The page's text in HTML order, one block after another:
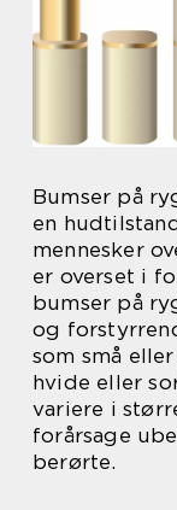
Bumser på
en
mennesker
er overset i
bumser på
og
som små
hvide eller
variere i
forårsage
berørte.